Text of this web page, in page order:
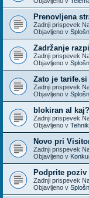
Prenovljena
Zadnji prispevek
Objavljeno v
Zadržanje
Zadnji prispevek
Objavljeno v
Zato je
Zadnji prispevek
Objavljeno v
blokiran al kaj?
Zadnji prispevek
Objavljeno v
Novo pri
Zadnji prispevek
Objavljeno v
Podprite poziv
Zadnji prispevek
Objavljeno v